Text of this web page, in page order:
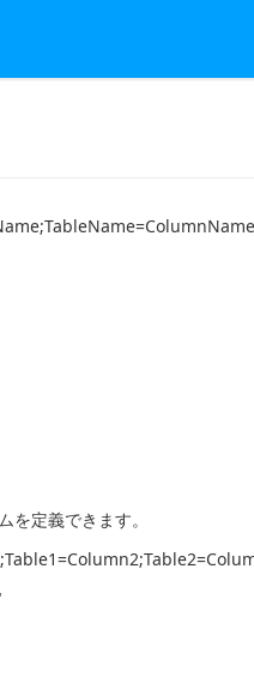
定義できます。